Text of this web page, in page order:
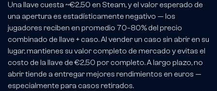
Una llave cuesta ~€2,50 en Steam, y el valor esperado de
una apertura es estadísticamente negativo — los
jugadores reciben en promedio 70–80% del precio
combinado de llave + caso. Al vender un caso sin abrir en su
lugar, mantienes su valor completo de mercado y evitas el
costo de la llave de €2,50 por completo. A largo plazo, no
abrir tiende a entregar mejores rendimientos en euros —
especialmente para casos retirados.